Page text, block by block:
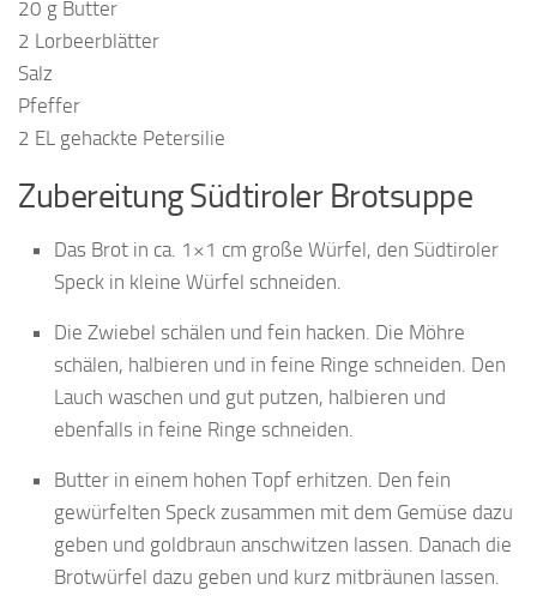
20 g Butter
2 Lorbeerblätter
Salz
Pfeffer
2 EL gehackte Petersilie
Zubereitung Südtiroler Brotsuppe
Das Brot in ca. 1×1 cm große Würfel, den Südtiroler
Speck in kleine Würfel schneiden.
Die Zwiebel schälen und fein hacken. Die Möhre
schälen, halbieren und in feine Ringe schneiden. Den
Lauch waschen und gut putzen, halbieren und
ebenfalls in feine Ringe schneiden.
Butter in einem hohen Topf erhitzen. Den fein
gewürfelten Speck zusammen mit dem Gemüse dazu
geben und goldbraun anschwitzen lassen. Danach die
Brotwürfel dazu geben und kurz mitbräunen lassen.